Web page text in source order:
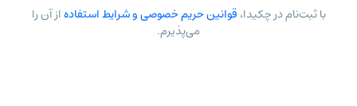
با ثبت‌نام در چکیدا، قوانین حریم خصوصی و شرایط استفادهاز آن را
می‌پذیرم.